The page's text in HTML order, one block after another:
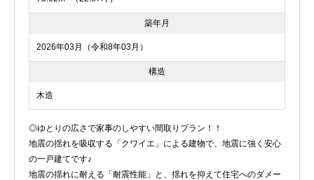
築年月
2026年03月（令和8年03月）
構造
木造
◎ゆとりの広さで家事のしやすい間取りプラン！！
地震の揺れを吸収する「クワイエ」による建物で、地震に強く安心
の一戸建てです♪
地震の揺れに耐える「耐震性能」と、揺れを抑えて住宅へのダメー